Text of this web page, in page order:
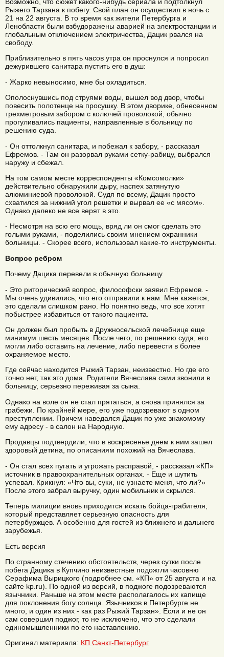
Рыжего Тарзана к побегу. Свой план он осуществил в ночь с
21 на 22 августа. В то время как жители Петербурга и
Ленобласти были взбудоражены аварией на электростанции и
глобальным отключением электричества, Дацик рвался на
свободу.
Приблизительно в пять часов утра он проснулся и попросил
дежурившего санитара пустить его в душ:
- Жарко невыносимо, мне бы охладиться.
Ополоснувшись под струями воды, вышел вод двор, чтобы
повесить полотенце на просушку. В этом дворике, обнесенном
трехметровым забором с колючей проволокой, обычно
прогуливались пациенты, направленные в больницу по
решению суда.
- Он оттолкнул санитара, и побежал к забору, - рассказал
Ефремов. - Там он разорвал руками сетку-рабицу, выбрался
наружу и сбежал.
На том самом месте корреспонденты «Комсомолки»
действительно обнаружили дыру, наспех затянутую
алюминиевой проволокой. Судя по всему, Дацик просто
схватился за нижний угол решетки и вырвал ее «с мясом».
Однако далеко не все верят в это.
- Несмотря на всю его мощь, вряд ли он смог сделать это
голыми руками, - поделились своим мнением охранники
больницы. - Скорее всего, использовал какие-то инструменты.
Вопрос ребром
Почему Дацика перевели в обычную больницу
- Это риторический вопрос, философски заявил Ефремов. -
Мы очень удивились, что его отправили к нам. Мне кажется,
это сделали слишком рано. Но понятно ведь, что все хотят
побыстрее избавиться от такого пациента.
Он должен был пробыть в Дружносельской лечебнице еще
минимум шесть месяцев. После чего, по решению суда, его
могли либо оставить на лечение, либо перевести в более
охраняемое место.
Где сейчас находится Рыжий Тарзан, неизвестно. Но где его
точно нет, так это дома. Родители Вячеслава сами звонили в
больницу, серьезно переживая за сына.
Однако на воле он не стал прятаться, а снова принялся за
грабежи. По крайней мере, его уже подозревают в одном
преступлении. Причем наведался Дацик по уже знакомому
ему адресу - в салон на Народную.
Продавцы подтвердили, что в воскресенье днем к ним зашел
здоровый детина, по описаниям похожий на Вячеслава.
- Он стал всех пугать и угрожать расправой, - рассказал «КП»
источник в правоохранительных органах. - Еще и шутить
успевал. Крикнул: «Что вы, суки, не узнаете меня, что ли?»
После этого забрал выручку, один мобильник и скрылся.
Теперь милиции вновь приходится искать бойца-грабителя,
который представляет серьезную опасность для
петербуржцев. А особенно для гостей из ближнего и дальнего
зарубежья.
Есть версия
По странному стечению обстоятельств, через сутки после
побега Дацика в Купчино неизвестные подожгли часовню
Серафима Вырицкого (подробнее см. «КП» от 25 августа и на
сайте kp.ru). По одной из версий, в поджоге подозреваются
язычники. Раньше на этом месте располагалось их капище
для поклонения богу солнца. Язычников в Петербурге не
много, и один из них - как раз Рыжий Тарзан». Если и не он
сам совершил поджог, то не исключено, что это сделали
единомышленники по его наставлению.
Оригинал материала: КП Санкт-Петербург